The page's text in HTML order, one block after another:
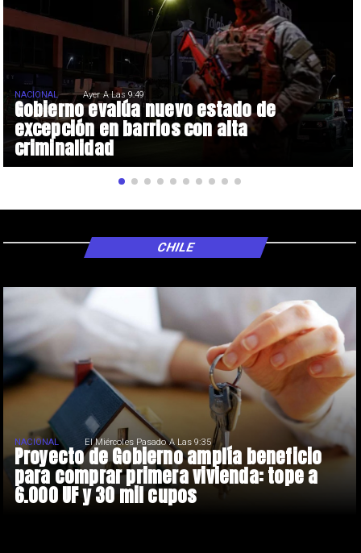
Gobierno evalúa nuevo estado de
excepción en barrios con alta
criminalidad
NACIONAL Ayer A Las 9:49
Proyecto de Gobierno amplía beneficio
para comprar primera vivienda: tope a
6.000 UF y 30 mil cupos
NACIONAL El Miércoles Pasado A Las 9:35
CHILE